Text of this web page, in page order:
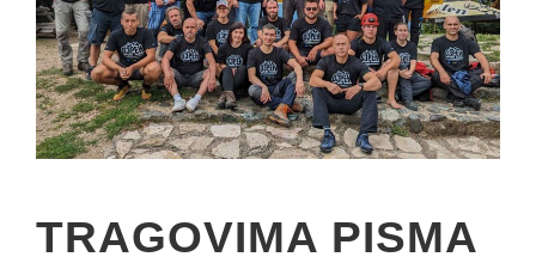
TRAGOVIMA PISMA